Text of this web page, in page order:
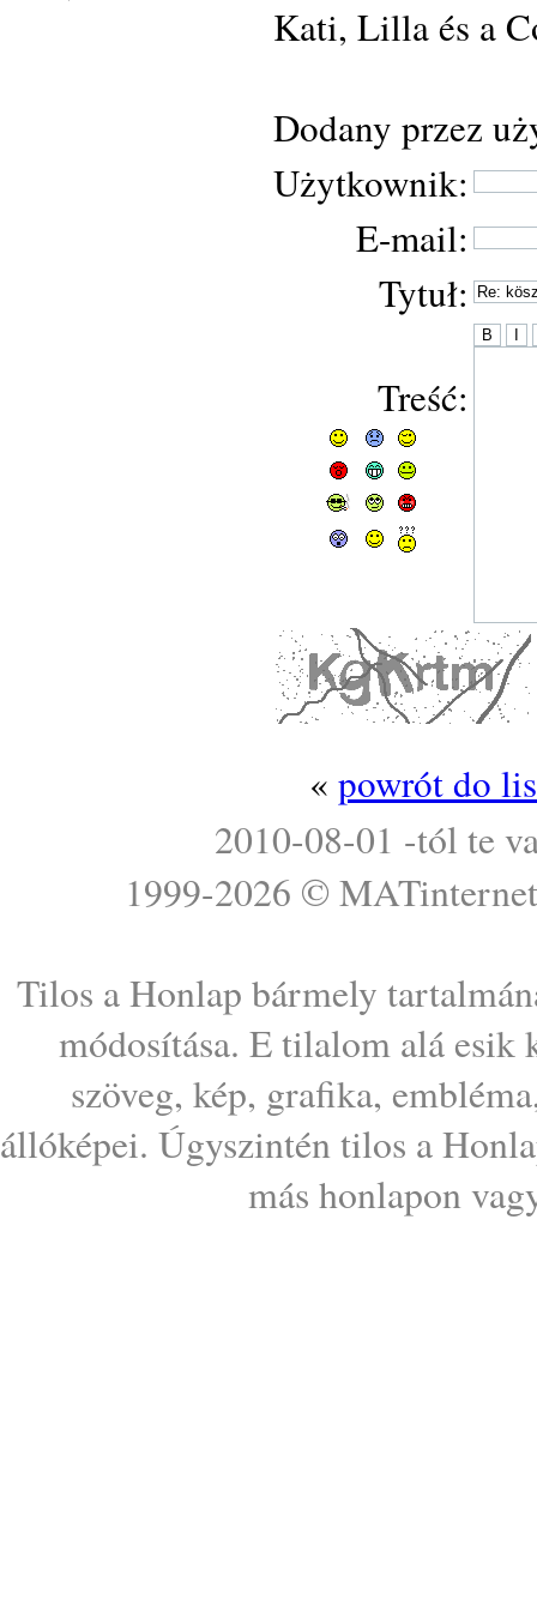
Kati, Lilla és a
Dodany przez
Użytkownik:
E-mail:
Tytuł:
Treść:
« powrót do
2010-08-01 -tól te
1999-2026 © MATinternet
Tilos a Honlap bármely
módosítása. E tilalom alá esik
szöveg, kép, grafika,
állóképei. Úgyszintén tilos a
más honlapon